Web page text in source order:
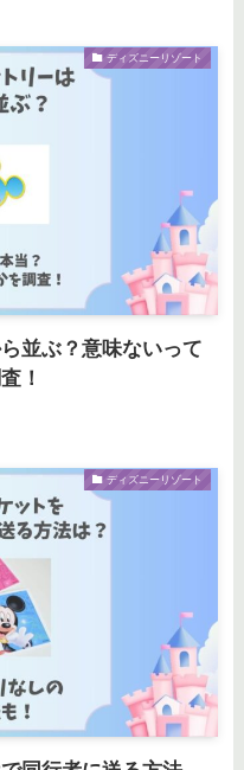
ディズニーリゾート
並ぶ？意味ないって
！
ディズニーリゾート